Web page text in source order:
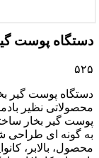
دستگاه پوست
۵۲۵
دستگاه پوست گیر
محصولاتی نظیر
پوست گیر بخار
به گونه ای طراحی
محصول، بالابر،